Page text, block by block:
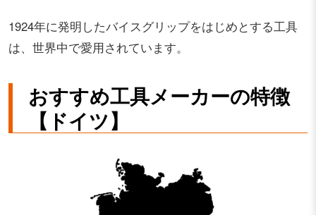
1924年に発明したバイスグリップをはじめとする工具
は、世界中で愛用されています。
おすすめ工具メーカーの特徴
【ドイツ】